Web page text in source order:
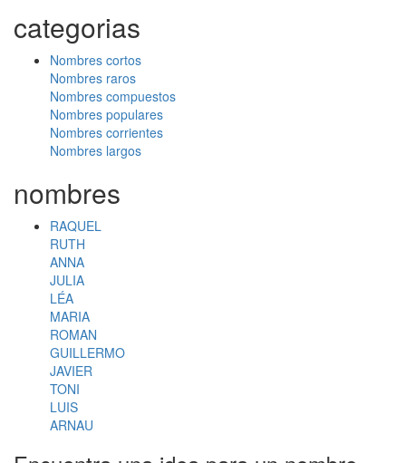
categorias
Nombres cortos
Nombres raros
Nombres compuestos
Nombres populares
Nombres corrientes
Nombres largos
nombres
RAQUEL
RUTH
ANNA
JULIA
LÉA
MARIA
ROMAN
GUILLERMO
JAVIER
TONI
LUIS
ARNAU